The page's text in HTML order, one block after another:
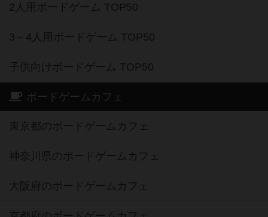
2人用ボードゲーム TOP50
3～4人用ボードゲーム TOP50
子供向けボードゲーム TOP50
ボードゲームカフェ
東京都のボードゲームカフェ
神奈川県のボードゲームカフェ
大阪府のボードゲームカフェ